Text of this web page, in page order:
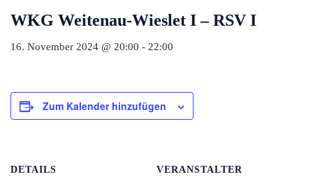
WKG Weitenau-Wieslet I – RSV I
16. November 2024 @ 20:00 - 22:00
Zum Kalender hinzufügen
DETAILS VERANSTALTER